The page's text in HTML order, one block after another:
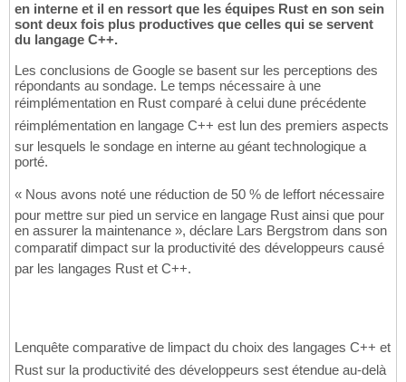
en interne et il en ressort que les équipes Rust en son sein
sont deux fois plus productives que celles qui se servent
du langage C++.
Les conclusions de Google se basent sur les perceptions des
répondants au sondage. Le temps nécessaire à une
réimplémentation en Rust comparé à celui dune précédente
réimplémentation en langage C++ est lun des premiers aspects
sur lesquels le sondage en interne au géant technologique a
porté.
« Nous avons noté une réduction de 50 % de leffort nécessaire
pour mettre sur pied un service en langage Rust ainsi que pour
en assurer la maintenance », déclare Lars Bergstrom dans son
comparatif dimpact sur la productivité des développeurs causé
par les langages Rust et C++.
Lenquête comparative de limpact du choix des langages C++ et
Rust sur la productivité des développeurs sest étendue au-delà